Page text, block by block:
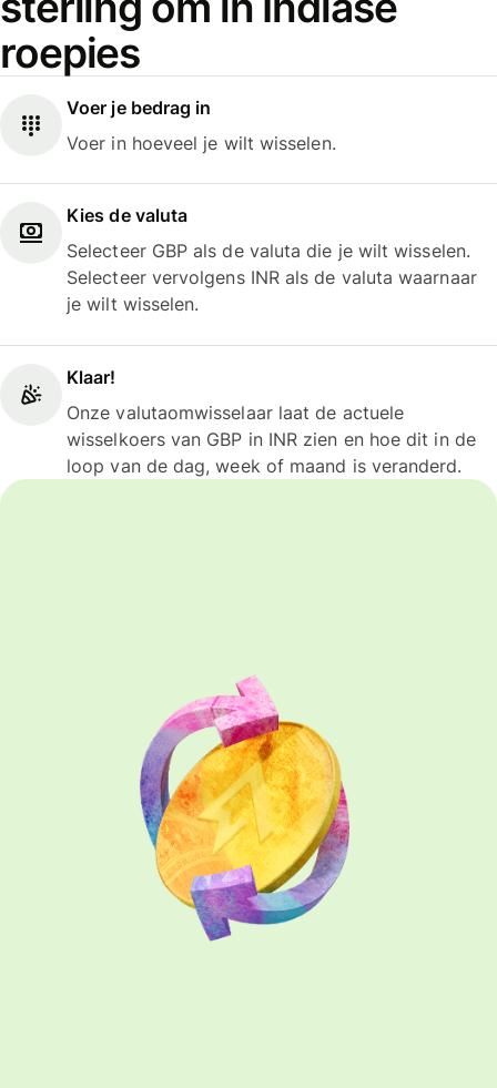
roepies
Voer je bedrag in
Voer in hoeveel je wilt wisselen.
Kies de valuta
Selecteer GBP als de valuta die je wilt wisselen.
Selecteer vervolgens INR als de valuta waarnaar
je wilt wisselen.
Klaar!
Onze valutaomwisselaar laat de actuele
wisselkoers van GBP in INR zien en hoe dit in de
loop van de dag, week of maand is veranderd.